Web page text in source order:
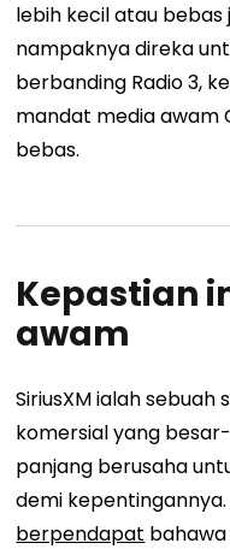
lebih kecil atau bebas
nampaknya direka
berbanding Radio 3,
mandat media awam
bebas.
Kepastian
awam
SiriusXM ialah
komersial yang
panjang berusaha
demi
berpendapat